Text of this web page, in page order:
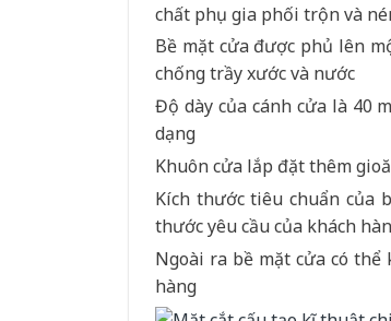
chất phụ gia phối trộn và
Bề mặt cửa được phủ lên
chống trầy xước và nước
Độ dày của cánh cửa là 40
dạng
Khuôn cửa lắp đặt thêm
Kích thước tiêu chuẩn của
thước yêu cầu của khách
Ngoài ra bề mặt cửa có
hàng